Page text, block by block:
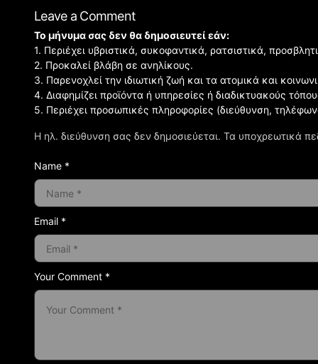
Leave a Comment
Η ηλ. διεύθυνση σας δεν δημοσιεύεται. Τα υποχρεωτικά
Your Comment *
Το μήνυμα σας δεν θα δημοσιευτεί εάν:
1. Περιέχει υβριστικά, συκοφαντικά, ρατσιστικά,
2. Προκαλεί βλάβη σε ανηλίκους.
3. Παρενοχλεί την ιδιωτική ζωή και τα ατομικά και
4. Διαφημίζει προϊόντα ή υπηρεσίες ή διαδικτυακούς
5. Περιέχει προσωπικές πληροφορίες (διεύθυνση,
Name *
Email *